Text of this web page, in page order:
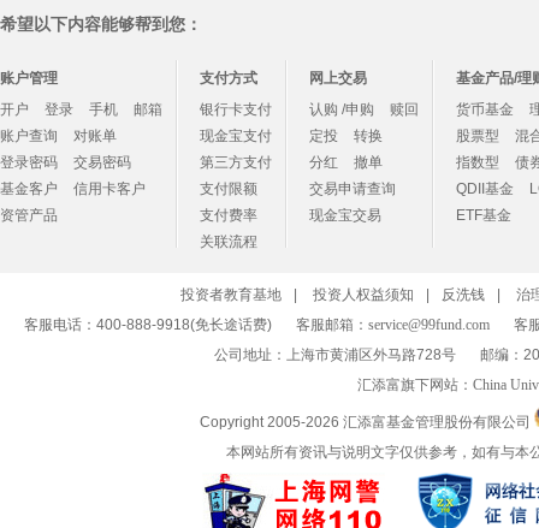
希望以下内容能够帮到您：
账户管理
开户
登录 手机
邮箱
账户查询
对账单
登录密码
交易密码
基金客户
信用卡客户
资管产品
支付方式
银行卡支付
现金宝支付
第三方支付
支付限额
支付费率
关联流程
网上交易
认购 /申购
赎回
定投
转换
分红
撤单
交易申请查询
现金宝交易
基金产品/理
货币基金
股票型
混
指数型
债
QDII基金
ETF基金
投资者教育基地 投资人权益须知 反洗钱
治
客服电话：400-888-9918(免长途话费)
客服邮箱： service@99fund.com
客
公司地址：上海市黄浦区外马路728号
邮编：
汇添富旗下网站： China
Copyright 2005-2026 汇添富基金管理股份有限公司
本网站所有资讯与说明文字仅供参考，如有与本